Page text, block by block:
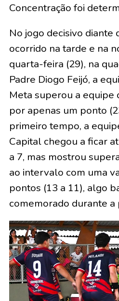
Concentração foi
No jogo decisivo diante
ocorrido na tarde e na
quarta-feira (29), na
Padre Diogo Feijó, a
Meta superou a equipe
por apenas um ponto
primeiro tempo, a
Capital chegou a ficar
a 7, mas mostrou
ao intervalo com uma
pontos (13 a 11), algo
comemorado durante a